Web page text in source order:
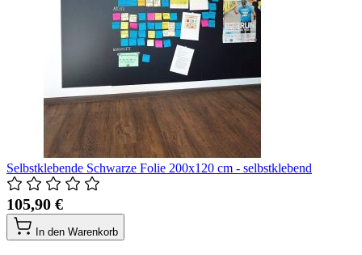
Selbstklebende Schwarze Folie 200x120 cm - selbstklebend
105,90 €
In den Warenkorb